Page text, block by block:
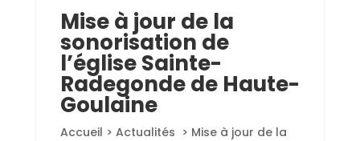
Mise à jour de la
sonorisation de
l’église Sainte-
Radegonde de Haute-
Goulaine
Accueil > Actualités > Mise à jour de la